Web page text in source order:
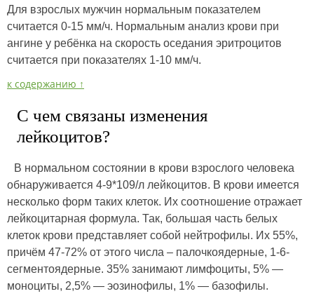
Для взрослых мужчин нормальным показателем
считается 0-15 мм/ч. Нормальным анализ крови при
ангине у ребёнка на скорость оседания эритроцитов
считается при показателях 1-10 мм/ч.
к содержанию ↑
С чем связаны изменения
лейкоцитов?
В нормальном состоянии в крови взрослого человека
обнаруживается 4-9*109/л лейкоцитов. В крови имеется
несколько форм таких клеток. Их соотношение отражает
лейкоцитарная формула. Так, большая часть белых
клеток крови представляет собой нейтрофилы. Их 55%,
причём 47-72% от этого числа – палочкоядерные, 1-6-
сегментоядерные. 35% занимают лимфоциты, 5% —
моноциты, 2,5% — эозинофилы, 1% — базофилы.